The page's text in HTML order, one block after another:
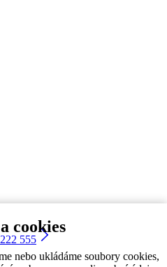
cookies
nebo ukládáme soubory cookies,
555